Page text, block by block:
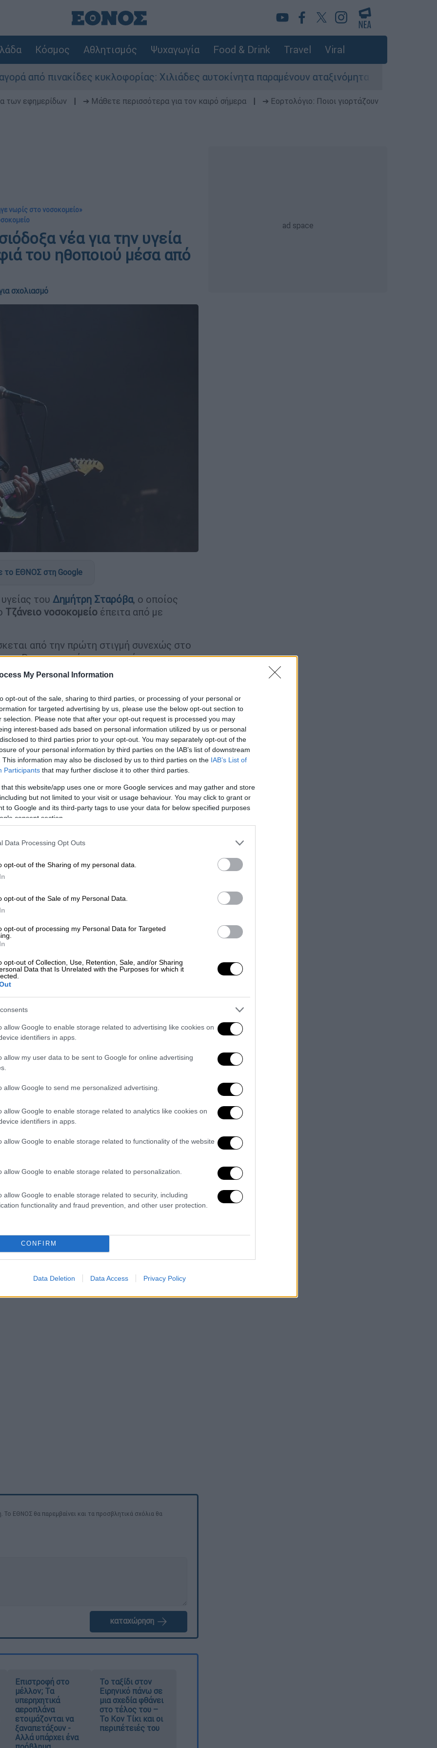
My Personal Information
opt-out of the sale, sharing to third parties, or processing of your personal or
for targeted advertising by us, please use the below opt-out section to
selection. Please note that after your opt-out request is processed you may
interest-based ads based on personal information utilized by us or personal
to third parties prior to your opt-out. You may separately opt-out of the
of your personal information by third parties on the IAB’s list of downstream
This information may also be disclosed by us to third parties on the IAB’s List of
Participants that may further disclose it to other third parties.
that this website/app uses one or more Google services and may gather and store
but not limited to your visit or usage behaviour. You may click to grant or
to Google and its third-party tags to use your data for below specified purposes
consent section.
Data Processing Opt Outs
opt-out of the Sharing of my personal data.
opt-out of the Sale of my Personal Data.
opt-out of processing my Personal Data for Targeted
opt-out of Collection, Use, Retention, Sale, and/or Sharing
Data that Is Unrelated with the Purposes for which it
allow Google to enable storage related to advertising like cookies on
identifiers in apps.
allow my user data to be sent to Google for online advertising
allow Google to send me personalized advertising.
allow Google to enable storage related to analytics like cookies on
identifiers in apps.
allow Google to enable storage related to functionality of the website
allow Google to enable storage related to personalization.
allow Google to enable storage related to security, including
functionality and fraud prevention, and other user protection.
CONFIRM
Data Deletion Data Access Privacy Policy
Κόσμος Αθλητισμός Ψυχαγωγία Food & Drink Travel Viral
κυκλοφορίας: Χιλιάδες αυτοκίνητα παραμένουν αταξινόμητα - Λύση αναζητά το
των εφημερίδων ➔ Μάθετε περισσότερα για τον καιρό σήμερα
➔ Εορτολόγιο: Ποιοι γιορτάζουν
νωρίς στο νοσοκομείο»
νέα για την υγεία
του ηθοποιού μέσα από
σχολιασμό
το ΕΘΝΟΣ στη Google
του Δημήτρη Σταρόβα, ο οποίος
Τζάνειο νοσοκομείο έπειτα από με
από την πρώτη στιγμή συνεχώς στο
Day» σχετικά με την κατάσταση της
ως προς την επαναφορά της
και έχει την καλύτερη δυνατή
Άννα Σταθάκη.
νωρίς στο νοσοκομείο»
στην εκπομπή «Super Κατερίνα και
της υγείας του Δημήτρη Σταρόβα.
μέσα από το νοσοκομείο
Δημήτρη Σταρόβα στο νοσοκομείο και
τους.
ΕΘΝΟΣ θα παρεμβαίνει και τα προσβλητικά σχόλια θα
καταχώρηση
Επιστροφή στο
μέλλον; Τα
υπερηχητικά
αεροπλάνα
ετοιμάζονται να
ξαναπετάξουν -
Αλλά υπάρχει ένα
Το ταξίδι στον
Ειρηνικό πάνω σε
μια σχεδία φθάνει
στο τέλος του –
Το Κον Τίκι και οι
περιπέτειές του